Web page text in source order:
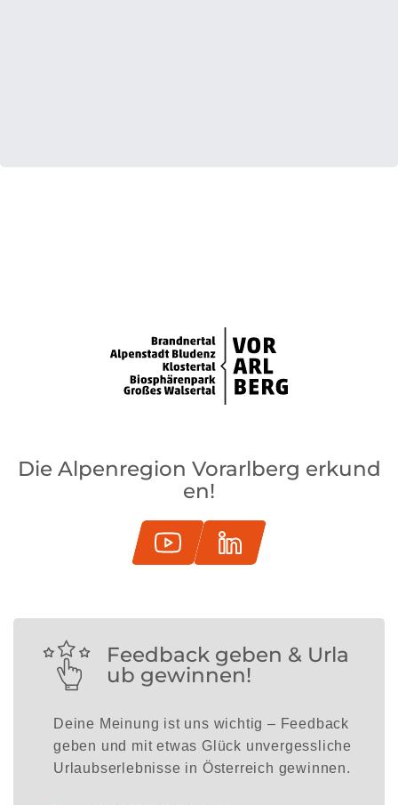
Die Alpenregion Vorarlberg erkund
en!
Feedback geben & Urla
ub gewinnen!
Deine Meinung ist uns wichtig – Feedback
geben und mit etwas Glück unvergessliche
Urlaubserlebnisse in Österreich gewinnen.